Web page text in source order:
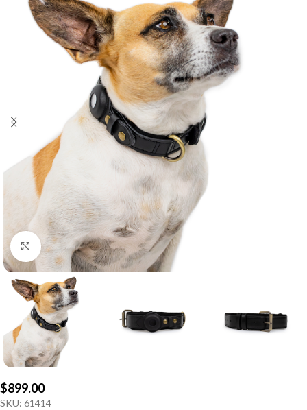
Click to enlarge
$899.00
SKU: 61414